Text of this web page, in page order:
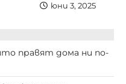
юни 3, 2025
правят дома ни по-